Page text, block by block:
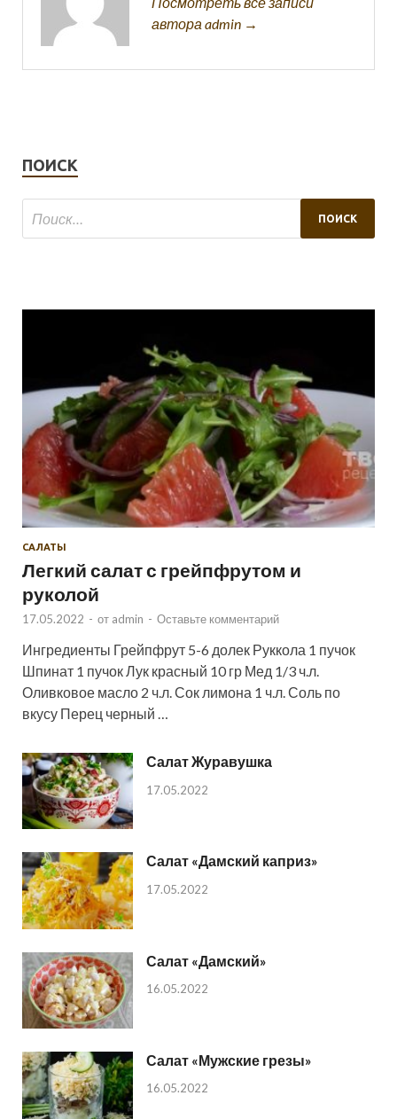
автора admin →
ПОИСК
САЛАТЫ
Легкий салат с грейпфрутом и
руколой
17.05.2022 - от admin - Оставьте комментарий
Ингредиенты Грейпфрут 5-6 долек Руккола 1 пучок
Шпинат 1 пучок Лук красный 10 гр Мед 1/3 ч.л.
Оливковое масло 2 ч.л. Сок лимона 1 ч.л. Соль по
вкусу Перец черный …
Салат Журавушка
17.05.2022
Салат «Дамский каприз»
17.05.2022
Салат «Дамский»
16.05.2022
Салат «Мужские грезы»
16.05.2022